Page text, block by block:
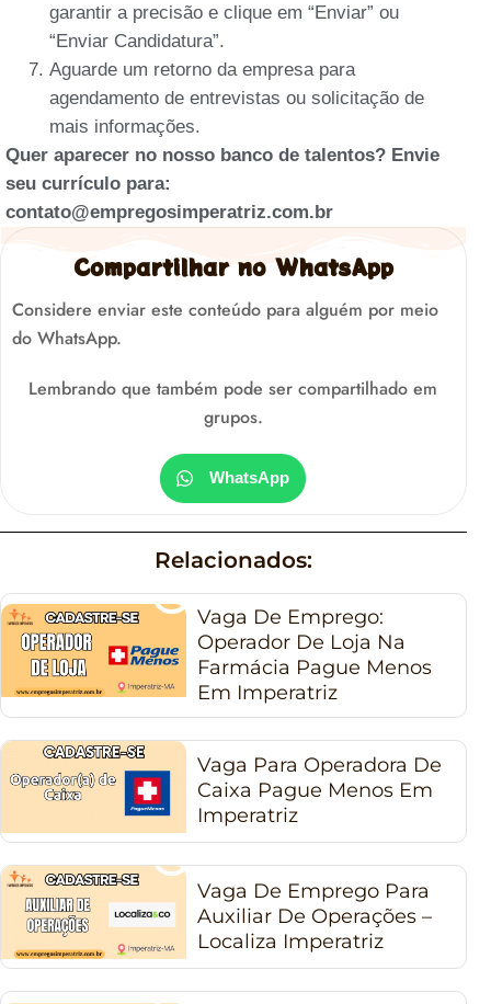
garantir a precisão e clique em “Enviar” ou
“Enviar Candidatura”.
Aguarde um retorno da empresa para
agendamento de entrevistas ou solicitação de
mais informações.
Quer aparecer no nosso banco de talentos? Envie
seu currículo para:
contato@empregosimperatriz.com.br
Compartilhar no WhatsApp
Considere enviar este conteúdo para alguém por meio
do WhatsApp.
Lembrando que também pode ser compartilhado em
grupos.
WhatsApp
Relacionados:
Vaga De Emprego:
Operador De Loja Na
Farmácia Pague Menos
Em Imperatriz
Vaga Para Operadora De
Caixa Pague Menos Em
Imperatriz
Vaga De Emprego Para
Auxiliar De Operações –
Localiza Imperatriz